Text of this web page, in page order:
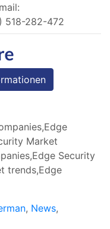
518-282-472
Market
Security
trends,Edge
, News,